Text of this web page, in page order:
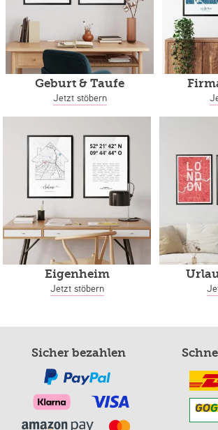
Geburt & Taufe
Jetzt stöbern
Eigenheim
Jetzt stöbern
Sicher bezahlen